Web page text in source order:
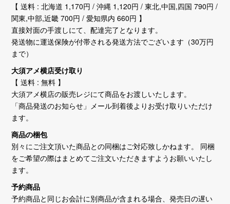
【 送料 : 北海道 1,170円 / 沖縄 1,120円 / 東北,中国,四国 790円 /
関東,中部,近畿 700円 / 愛知県内 660円 】
直接対面の手渡しにて、配達完了となります。
発送物に運送保険が付帯される発送方法でございます（30万円
まで）
大須アメ横店受け取り
【 送料 : 無料 】
大須アメ横店の販売レジにて商品をお渡しいたします。
「商品発送のお知らせ」メール到着後よりお受け取りいただけ
ます。
商品の梱包
別々にご注文頂いた商品との同梱はご対応致しかねます。 同梱
をご希望の際はまとめてご注文いただきますようお願いいたし
ます。
予約商品
予約商品と同じお会計に別商品が含まれる場合、発売日の遅い